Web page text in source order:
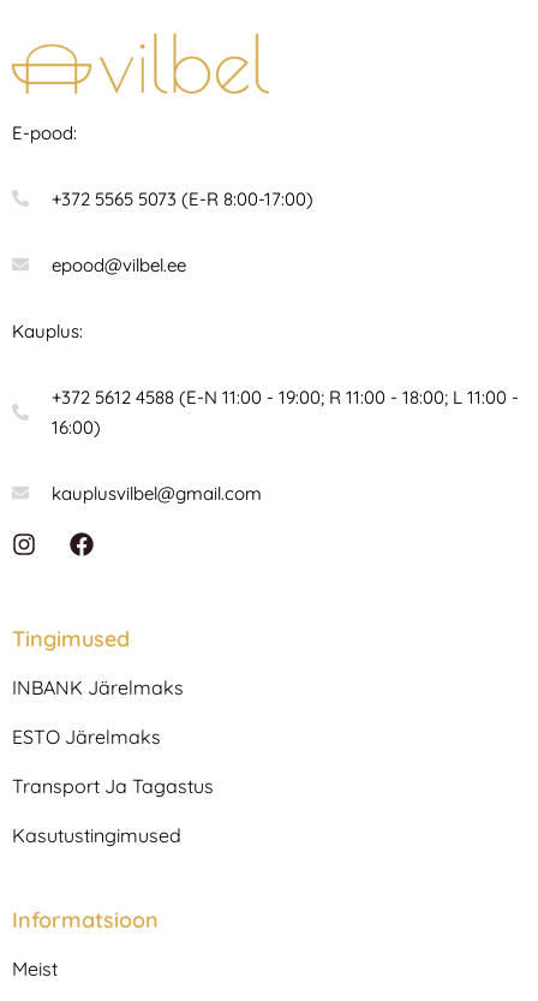
E-pood:
+372 5565 5073 (E-R 8:00-17:00)
epood@vilbel.ee
Kauplus:
+372 5612 4588 (E-N 11:00 - 19:00; R 11:00 - 18:00; L 11:00 -
16:00)
kauplusvilbel@gmail.com
I
a
r
m
F
a
b
o
Tingimused
INBANK Järelmaks
ESTO Järelmaks
Transport Ja Tagastus
Kasutustingimused
Informatsioon
Meist